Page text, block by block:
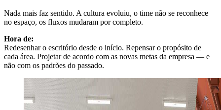
Nada mais faz sentido. A cultura evoluiu, o time não se reconhece
no espaço, os fluxos mudaram por completo.
Hora de:
Redesenhar o escritório desde o início. Repensar o propósito de
cada área. Projetar de acordo com as novas metas da empresa — e
não com os padrões do passado.